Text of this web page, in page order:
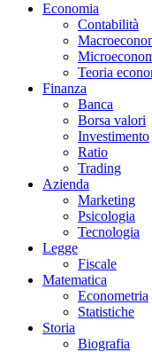
Economia
Contabilità
Teoria
Finanza
Banca
Borsa valori
Investimento
Ratio
Trading
Azienda
Marketing
Psicologia
Tecnologia
Legge
Fiscale
Matematica
Econometria
Statistiche
Storia
Biografia